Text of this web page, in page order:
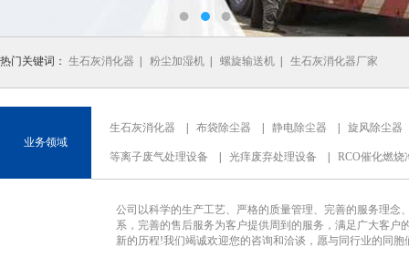
热门关键词： 生石灰消化器 粉尘加湿机 螺旋输送机 生石灰消化器厂家
业务领域
生石灰消化器 布袋除尘器 静电除尘器 旋风除尘器
等离子废气处理设备 光痒废弃处理设备 RCO催化燃烧
公司以科学的生产工艺、严格的质量管理、完善的服务理
系，完善的售后服务为客户提供周到的服务，满足广大客
新的历程!我们竭诚欢迎您的咨询和洽谈，愿与同行业的同胞